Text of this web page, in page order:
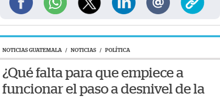
NOTICIAS GUATEMALA / NOTICIAS / POLÍTICA
¿Qué falta para que empiece a
funcionar el paso a desnivel de la